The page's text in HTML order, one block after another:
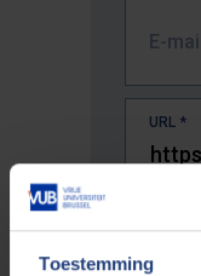
Toestemming
E-
URL *
De